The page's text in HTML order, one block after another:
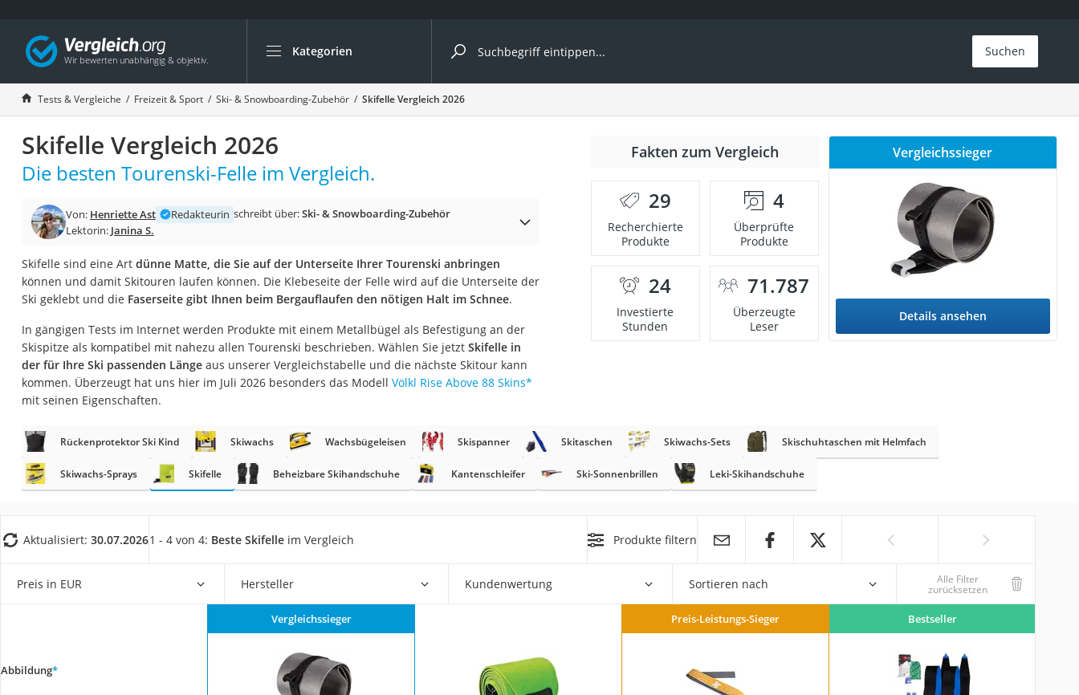
Kategorien
Die beliebtesten Vergleiche nach Kategorie
Freizeit & Sport
Gartentrampolin
Trampolin
Metalldetektor
Eufab-Fahrradträger
Trampolin 366 cm
Aluminium-Koffer
Futterboot
E-Bike-Dreirad
Trekkingschuhe Herren
Koffer
Nachtsichtgerät
Vibrationsplatte
Wanderschuhe Herren
Sicherheitsweste Reiten
Service
Suchen
Tests & Vergleiche Freizeit & Sport Ski- & Snowboarding-Zubehör Skifelle Vergleich 2026
Skifelle Vergleich 2026
Die besten Tourenski-Felle im Vergleich.
Von: Henriette Ast Redakteurin schreibt über:Ski- & Snowboarding-Zubehör
Lektorin: Janina S.
Skifelle sind eine Art dünne Matte, die Sie auf der Unterseite Ihrer Tourenski anbringen
können und damit Skitouren laufen können. Die Klebeseite der Felle wird auf die Unterseite der
Ski geklebt und die Faserseite gibt Ihnen beim Bergauflaufen den nötigen Halt im Schnee.
In gängigen Tests im Internet werden Produkte mit einem Metallbügel als Befestigung an der
Skispitze als kompatibel mit nahezu allen Tourenski beschrieben. Wählen Sie jetzt Skifelle in
der für Ihre Ski passenden Längeaus unserer Vergleichstabelle und die nächste Skitour kann
kommen. Überzeugt hat uns hier im Juli 2026 besonders das Modell Völkl Rise Above 88 Skins*
mit seinen Eigenschaften.
Fakten zum Vergleich
29
Recherchierte
Produkte
4
Überprüfte
Produkte
24
Investierte
Stunden
71.787
Überzeugte
Leser
Vergleichssieger
Details ansehen
Rückenprotektor Ski Kind Skiwachs Wachsbügeleisen Skispanner Skitaschen Skiwachs-Sets Skischuhtaschen mit Helmfach
Skiwachs-Sprays Skifelle Beheizbare Skihandschuhe Kantenschleifer Ski-Sonnenbrillen Leki-Skihandschuhe
Aktualisiert: 30.07.20261 - 4 von 4: Beste Skifelle im Vergleich Produkte filtern
Preis in EUR Hersteller Kundenwertung Sortieren nach Alle Filter
zurücksetzen
Abbildung*
Vergleichssieger Preis-Leistungs-Sieger Bestseller